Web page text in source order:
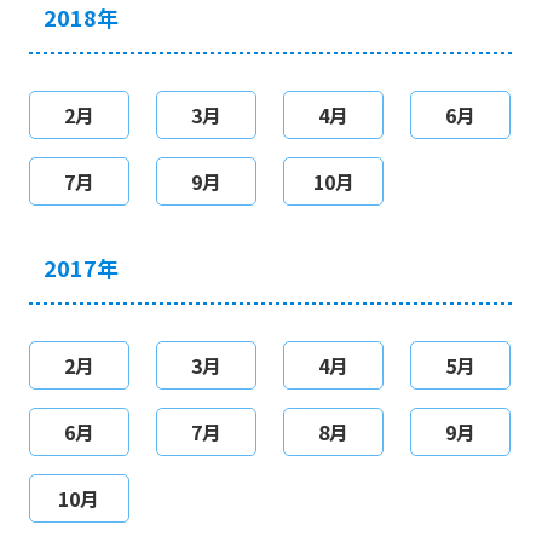
2018年
2月 3月 4月 6月
7月 9月 10月
2017年
2月 3月 4月 5月
6月 7月 8月 9月
10月